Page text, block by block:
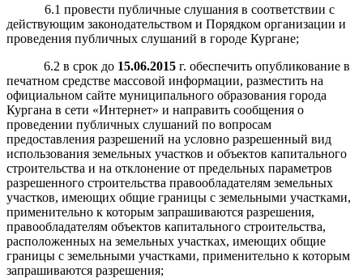
6.1 провести публичные слушания в соответствии с
действующим законодательством и Порядком организации и
проведения публичных слушаний в городе Кургане;
6.2 в срок до 15.06.2015 г. обеспечить опубликование в
печатном средстве массовой информации, разместить на
официальном сайте муниципального образования города
Кургана в сети «Интернет» и направить сообщения о
проведении публичных слушаний по вопросам
предоставления разрешений на условно разрешенный вид
использования земельных участков и объектов капитального
строительства и на отклонение от предельных параметров
разрешенного строительства правообладателям земельных
участков, имеющих общие границы с земельными участками,
применительно к которым запрашиваются разрешения,
правообладателям объектов капитального строительства,
расположенных на земельных участках, имеющих общие
границы с земельными участками, применительно к которым
запрашиваются разрешения;